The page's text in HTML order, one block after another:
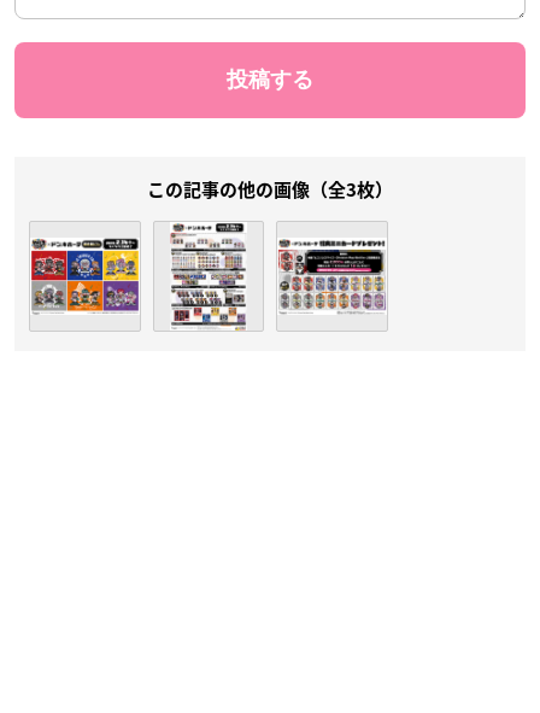
この記事の他の画像（全3枚）